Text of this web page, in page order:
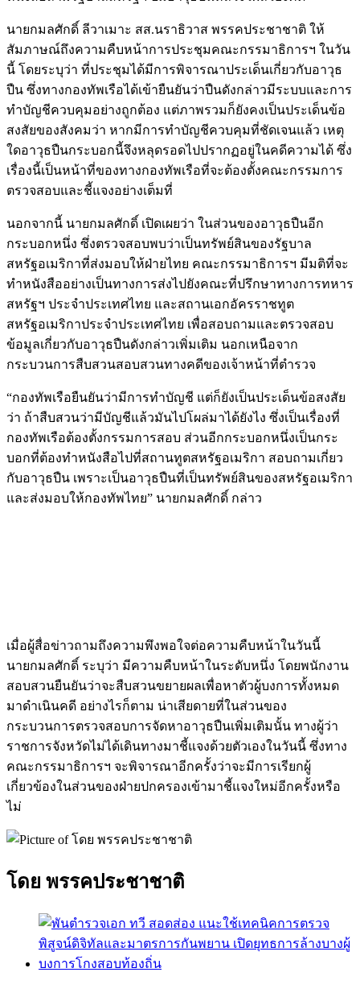
นายกมลศักดิ์ ลีวาเมาะ สส.นราธิวาส พรรคประชาชาติ ให้
สัมภาษณ์ถึงความคืบหน้าการประชุมคณะกรรมาธิการฯ ในวัน
นี้ โดยระบุว่า ที่ประชุมได้มีการพิจารณาประเด็นเกี่ยวกับอาวุธ
ปืน ซึ่งทางกองทัพเรือได้เข้ายืนยันว่าปืนดังกล่าวมีระบบและการ
ทำบัญชีควบคุมอย่างถูกต้อง แต่ภาพรวมก็ยังคงเป็นประเด็นข้อ
สงสัยของสังคมว่า หากมีการทำบัญชีควบคุมที่ชัดเจนแล้ว เหตุ
ใดอาวุธปืนกระบอกนี้จึงหลุดรอดไปปรากฏอยู่ในคดีความได้ ซึ่ง
เรื่องนี้เป็นหน้าที่ของทางกองทัพเรือที่จะต้องตั้งคณะกรรมการ
ตรวจสอบและชี้แจงอย่างเต็มที่
นอกจากนี้ นายกมลศักดิ์ เปิดเผยว่า ในส่วนของอาวุธปืนอีก
กระบอกหนึ่ง ซึ่งตรวจสอบพบว่าเป็นทรัพย์สินของรัฐบาล
สหรัฐอเมริกาที่ส่งมอบให้ฝ่ายไทย คณะกรรมาธิการฯ มีมติที่จะ
ทำหนังสืออย่างเป็นทางการส่งไปยังคณะที่ปรึกษาทางการทหาร
สหรัฐฯ ประจำประเทศไทย และสถานเอกอัครราชทูต
สหรัฐอเมริกาประจำประเทศไทย เพื่อสอบถามและตรวจสอบ
ข้อมูลเกี่ยวกับอาวุธปืนดังกล่าวเพิ่มเติม นอกเหนือจาก
กระบวนการสืบสวนสอบสวนทางคดีของเจ้าหน้าที่ตำรวจ
“กองทัพเรือยืนยันว่ามีการทำบัญชี แต่ก็ยังเป็นประเด็นข้อสงสัย
ว่า ถ้าสืบสวนว่ามีบัญชีแล้วมันไปโผล่มาได้ยังไง ซึ่งเป็นเรื่องที่
กองทัพเรือต้องตั้งกรรมการสอบ ส่วนอีกกระบอกหนึ่งเป็นกระ
บอกที่ต้องทำหนังสือไปที่สถานทูตสหรัฐอเมริกา สอบถามเกี่ยว
กับอาวุธปืน เพราะเป็นอาวุธปืนที่เป็นทรัพย์สินของสหรัฐอเมริกา
และส่งมอบให้กองทัพไทย” นายกมลศักดิ์ กล่าว
เมื่อผู้สื่อข่าวถามถึงความพึงพอใจต่อความคืบหน้าในวันนี้
นายกมลศักดิ์ ระบุว่า มีความคืบหน้าในระดับหนึ่ง โดยพนักงาน
สอบสวนยืนยันว่าจะสืบสวนขยายผลเพื่อหาตัวผู้บงการทั้งหมด
มาดำเนินคดี อย่างไรก็ตาม น่าเสียดายที่ในส่วนของ
กระบวนการตรวจสอบการจัดหาอาวุธปืนเพิ่มเติมนั้น ทางผู้ว่า
ราชการจังหวัดไม่ได้เดินทางมาชี้แจงด้วยตัวเองในวันนี้ ซึ่งทาง
คณะกรรมาธิการฯ จะพิจารณาอีกครั้งว่าจะมีการเรียกผู้
เกี่ยวข้องในส่วนของฝ่ายปกครองเข้ามาชี้แจงใหม่อีกครั้งหรือ
ไม่
โดย พรรคประชาชาติ